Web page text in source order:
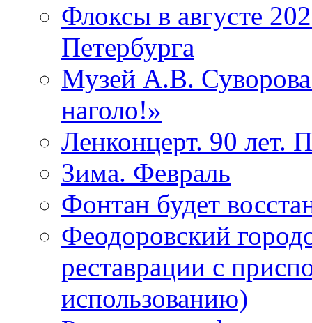
Флоксы в августе
Петербурга
Музей А.В.
наголо!»
Ленконцерт. 90 лет.
Зима. Февраль
Фонтан будет
Феодоровский
реставрации с
использованию)